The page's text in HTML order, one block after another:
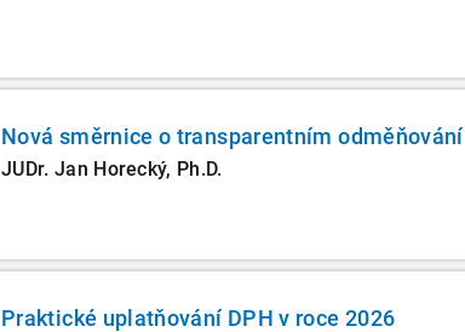
Nová směrnice o transparentním odměňování
JUDr. Jan Horecký, Ph.D.
Praktické uplatňování DPH v roce 2026